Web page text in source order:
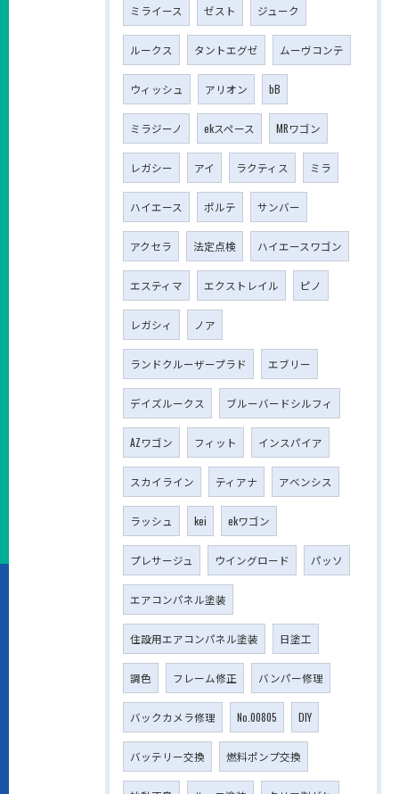
ミライース ゼスト ジューク
ルークス タントエグゼ ムーヴコンテ
ウィッシュ アリオン bB
ミラジーノ ekスペース MRワゴン
レガシー アイ ラクティス ミラ
ハイエース ポルテ サンバー
アクセラ 法定点検 ハイエースワゴン
エスティマ エクストレイル ピノ
レガシィ ノア
ランドクルーザープラド エブリー
デイズルークス ブルーバードシルフィ
AZワゴン フィット インスパイア
スカイライン ティアナ アベンシス
ラッシュ kei ekワゴン
プレサージュ ウイングロード パッソ
エアコンパネル塗装
住設用エアコンパネル塗装 日塗工
調色 フレーム修正 バンパー修理
バックカメラ修理 No.00805 DIY
バッテリー交換 燃料ポンプ交換